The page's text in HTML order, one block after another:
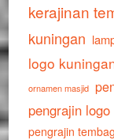
kerajinan
kuningan
logo
ornamen masjid
pengrajin
pengrajin